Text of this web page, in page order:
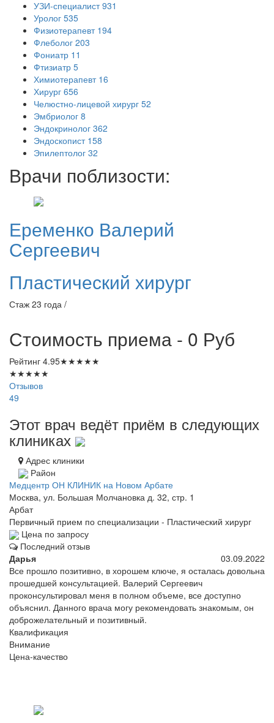
УЗИ-специалист 931
Уролог 535
Физиотерапевт 194
Флеболог 203
Фониатр 11
Фтизиатр 5
Химиотерапевт 16
Хирург 656
Челюстно-лицевой хирург 52
Эмбриолог 8
Эндокринолог 362
Эндоскопист 158
Эпилептолог 32
Врачи поблизости:
Еременко Валерий
Сергеевич
Пластический хирург
Стаж 23 года /
Стоимость приема - 0 Руб
Рейтинг 4.95★★★★★
★★★★★
Отзывов
49
Этот врач ведёт приём в следующих
клиниках
Адрес клиники
Район
Медцентр ОН КЛИНИК на Новом Арбате
Москва, ул. Большая Молчановка д. 32, стр. 1
Арбат
Первичный прием по специализации - Пластический хирург
Цена по запросу
Последний отзыв
Дарья
03.09.2022
Все прошло позитивно, в хорошем ключе, я осталась довольна
прошедшей консультацией. Валерий Сергеевич
проконсультировал меня в полном объеме, все доступно
объяснил. Данного врача могу рекомендовать знакомым, он
доброжелательный и позитивный.
Квалификация
Внимание
Цена-качество